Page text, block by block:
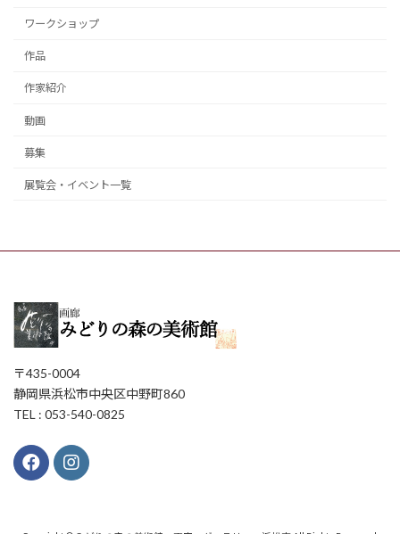
ワークショップ
作品
作家紹介
動画
募集
展覧会・イベント一覧
〒435-0004
静岡県浜松市中央区中野町860
TEL : 053-540-0825